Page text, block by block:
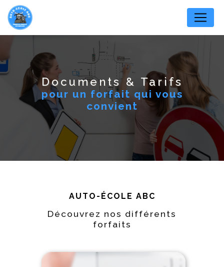
Documents & Tarifs
pour un forfait qui vous
convient
AUTO-ÉCOLE ABC
Découvrez nos différents
forfaits
Panneau de gestion des cookies